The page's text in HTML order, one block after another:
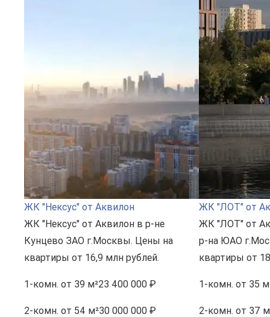
ЖК "Нексус" от Аквилон
ЖК "Нексус" от Аквилон в р-не
Кунцево ЗАО г.Москвы. Цены на
квартиры от 16,9 млн рублей.
1-комн. от 39 м²23 400 000 ₽
2-комн. от 54 м²30 000 000 ₽
ЖК "ЛОТ" от
ЖК "ЛОТ" от
р-на ЮАО
квартиры от
1-комн. от 35
2-комн. от 37